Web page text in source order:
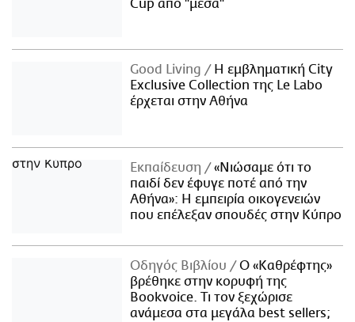
Cup από "μέσα"
Good Living
Η εμβληματική City
Exclusive Collection της Le Labo
έρχεται στην Αθήνα
Εκπαίδευση
«Νιώσαμε ότι το
παιδί δεν έφυγε ποτέ από την
Αθήνα»: Η εμπειρία οικογενειών
που επέλεξαν σπουδές στην Κύπρο
Οδηγός Βιβλίου
Ο «Καθρέφτης»
βρέθηκε στην κορυφή της
Bookvoice. Τι τον ξεχώρισε
ανάμεσα στα μεγάλα best sellers;